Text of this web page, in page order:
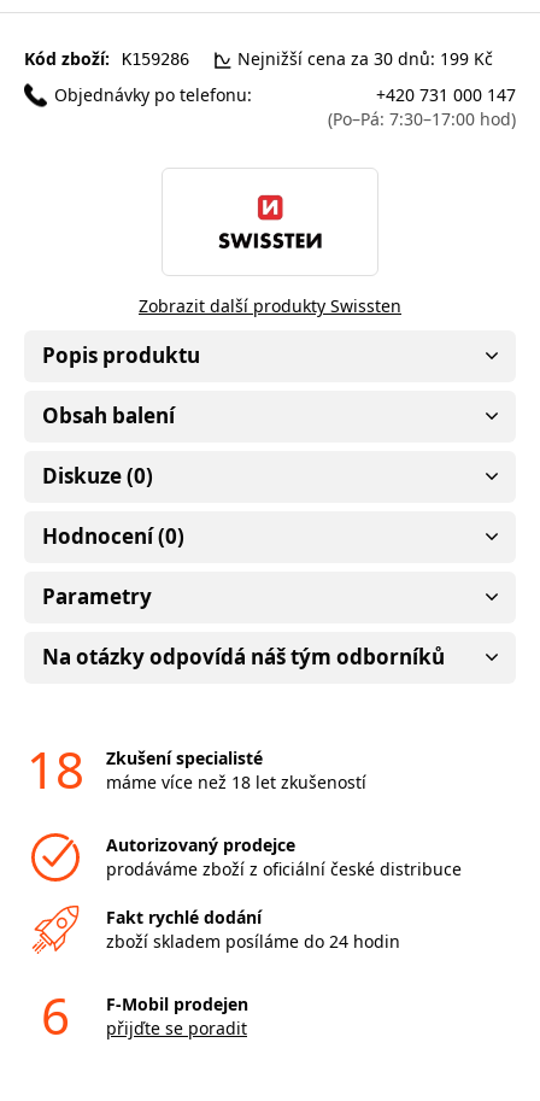
Kód zboží: K159286
Nejnižší cena za 30 dnů: 199 Kč
Objednávky po telefonu:
+420 731 000 147
(Po–Pá: 7:30–17:00 hod)
Zobrazit další produkty Swissten
Popis produktu
Obsah balení
Diskuze (0)
Hodnocení (0)
Parametry
Na otázky odpovídá náš tým odborníků
18
Zkušení specialisté
máme více než 18 let zkušeností
Autorizovaný prodejce
prodáváme zboží z oficiální české distribuce
Fakt rychlé dodání
zboží skladem posíláme do 24 hodin
6
F-Mobil prodejen
přijďte se poradit